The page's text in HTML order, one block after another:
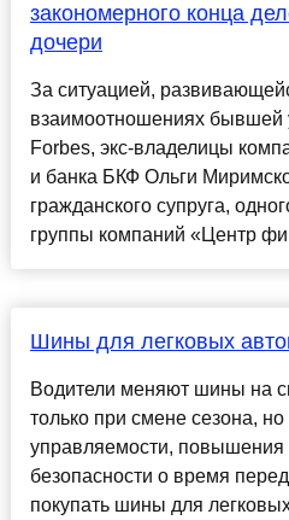
закономерного конца
дочери
За ситуацией,
взаимоотношениях бывшей
Forbes, экс-владелицы
и банка БКФ Ольги
гражданского супруга,
группы компаний «Центр
Шины для легковых
Водители меняют шины на
только при смене сезона,
управляемости, повышения
безопасности о время
покупать шины для